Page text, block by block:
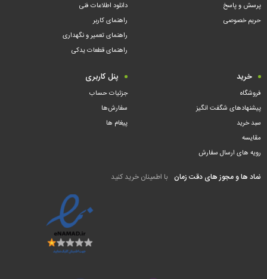
پرسش و پاسخ
حریم خصوصی
دانلود اطلاعات فنی
راهنمای کاربر
راهنمای تعمیر و نگهداری
راهنمای قطعات یدکی
خرید
فروشگاه
پیشنهادهای شگفت انگیز
سبد خرید
مقایسه
رویه های ارسال سفارش
پنل کاربری
جزئیات حساب
سفارش‌ها
پیغام ها
نماد ها و مجوز های دقت زمان با اطمینان خرید کنید